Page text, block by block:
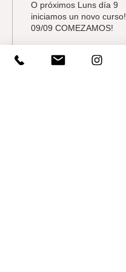
O próximos Luns día 9
iniciamos un novo curso!
09/09 COMEZAMOS!